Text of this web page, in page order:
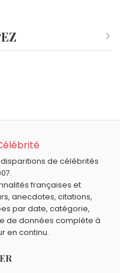
de célébrités
françaises et
anecdotes, citations,
par date, catégorie,
de données complète à
en continu.